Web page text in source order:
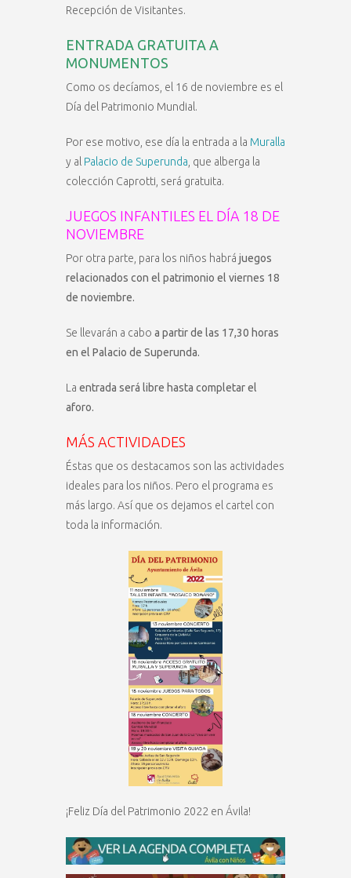
Recepción de Visitantes.
ENTRADA GRATUITA A
MONUMENTOS
Como os decíamos, el 16 de noviembre es el
Día del Patrimonio Mundial.
Por ese motivo, ese día la entrada a la Muralla
y al Palacio de Superunda , que alberga la
colección Caprotti, será gratuita.
JUEGOS INFANTILES EL DÍA 18 DE
NOVIEMBRE
Por otra parte, para los niños habrá juegos
relacionados con el patrimonio el viernes 18
de noviembre.
Se llevarán a cabo a partir de las 17,30 horas
en el Palacio de Superunda.
La entrada será libre hasta completar el
aforo.
MÁS ACTIVIDADES
Éstas que os destacamos son las actividades
ideales para los niños. Pero el programa es
más largo. Así que os dejamos el cartel con
toda la información.
¡Feliz Día del Patrimonio 2022 en Ávila!